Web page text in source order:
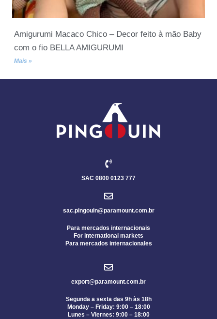
Amigurumi Macaco Chico – Decor feito à mão Baby
com o fio BELLA AMIGURUMI
Mais »
SAC 0800 0123 777
sac.pingouin@paramount.com.br
Para mercados internacionais
For international markets
Para mercados internacionales
export@paramount.com.br
Segunda a sexta das 9h às 18h
Monday – Friday: 9:00 – 18:00
Lunes – Viernes: 9:00 – 18:00